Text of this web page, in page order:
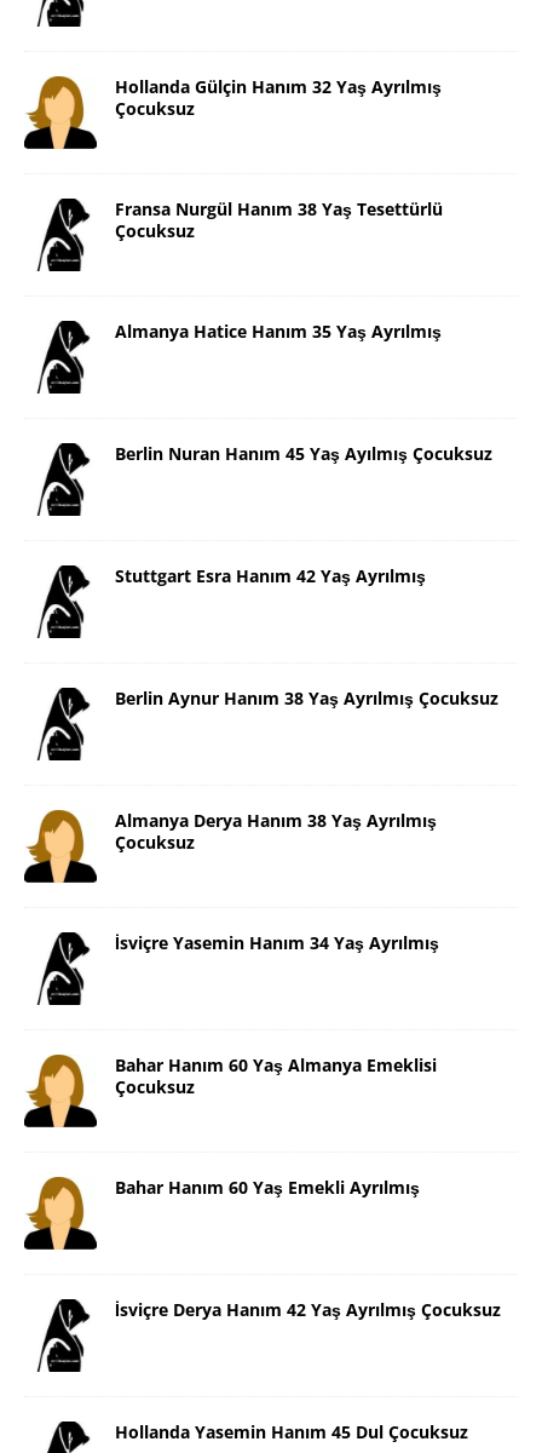
Hollanda Gülçin Hanım 32 Yaş Ayrılmış
Çocuksuz
Fransa Nurgül Hanım 38 Yaş Tesettürlü
Çocuksuz
Almanya Hatice Hanım 35 Yaş Ayrılmış
Berlin Nuran Hanım 45 Yaş Ayılmış Çocuksuz
Stuttgart Esra Hanım 42 Yaş Ayrılmış
Berlin Aynur Hanım 38 Yaş Ayrılmış Çocuksuz
Almanya Derya Hanım 38 Yaş Ayrılmış
Çocuksuz
İsviçre Yasemin Hanım 34 Yaş Ayrılmış
Bahar Hanım 60 Yaş Almanya Emeklisi
Çocuksuz
Bahar Hanım 60 Yaş Emekli Ayrılmış
İsviçre Derya Hanım 42 Yaş Ayrılmış Çocuksuz
Hollanda Yasemin Hanım 45 Dul Çocuksuz